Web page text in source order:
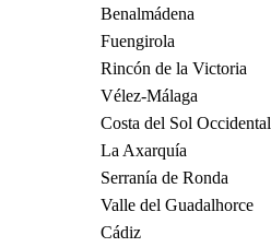
Benalmádena
Fuengirola
Rincón de la Victoria
Vélez-Málaga
Costa del Sol Occidental
La Axarquía
Serranía de Ronda
Valle del Guadalhorce
Cádiz